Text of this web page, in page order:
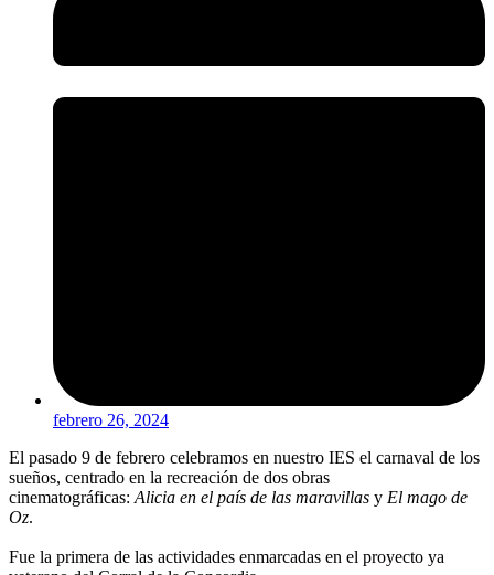
febrero 26, 2024
El pasado 9 de febrero celebramos en nuestro IES el carnaval de los
sueños, centrado en la recreación de dos obras
cinematográficas: Alicia en el país de las maravillas y El mago de
Oz.
Fue la primera de las actividades enmarcadas en el proyecto ya